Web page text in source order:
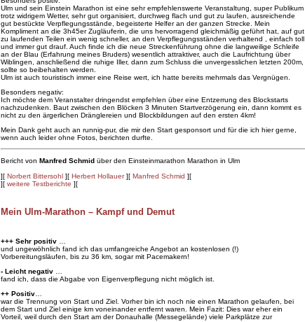
Ulm und sein Einstein Marathon ist eine sehr empfehlenswerte Veranstaltung, super Publikum
trotz widrigem Wetter, sehr gut organisiert, durchweg flach und gut zu laufen, ausreichende
gut bestückte Verpflegungsstände, begeisterte Helfer an der ganzen Strecke. Mein
Kompliment an die 3h45er Zugläuferin, die uns hervorragend gleichmäßig geführt hat, auf gut
zu laufenden Teilen ein wenig schneller, an den Verpflegungsständen verhaltend , einfach toll
und immer gut drauf. Auch finde ich die neue Streckenführung ohne die langweilige Schleife
an der Blau (Erfahrung meines Bruders) wesentlich attraktiver, auch die Laufrichtung über
Wiblingen, anschließend die ruhige Iller, dann zum Schluss die unvergesslichen letzten 200m,
sollte so beibehalten werden.
Ulm ist auch touristisch immer eine Reise wert, ich hatte bereits mehrmals das Vergnügen.
Besonders negativ:
Ich möchte dem Veranstalter dringendst empfehlen über eine Entzerrung des Blockstarts
nachzudenken. Baut zwischen den Blöcken 3 Minuten Startverzögerung ein, dann kommt es
nicht zu den ärgerlichen Dränglereien und Blockbildungen auf den ersten 4km!
Mein Dank geht auch an runnig-pur, die mir den Start gesponsort und für die ich hier gerne,
wenn auch leider ohne Fotos, berichten durfte.
Bericht von Manfred Schmid über den Einsteinmarathon Marathon in Ulm
][ Norbert Bittersohl ][ Herbert Hollauer][ Manfred Schmid ][
][ weitere Testberichte ][
Mein Ulm-Marathon – Kampf und Demut
+++ Sehr positiv
und ungewöhnlich fand ich das umfangreiche Angebot an kostenlosen (!)
Vorbereitungsläufen, bis zu 36 km, sogar mit Pacemakern!
- Leicht negativ
fand ich, dass die Abgabe von Eigenverpflegung nicht möglich ist.
++ Positiv
war die Trennung von Start und Ziel. Vorher bin ich noch nie einen Marathon gelaufen, bei
dem Start und Ziel einige km voneinander entfernt waren. Mein Fazit: Dies war eher ein
Vorteil, weil durch den Start am der Donauhalle (Messegelände) viele Parkplätze zur